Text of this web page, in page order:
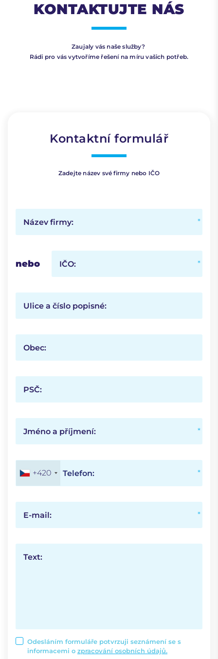
KONTAKTUJTE NÁS
Zaujaly vás naše služby?
Rádi pro vás vytvoříme řešení na míru vašich potřeb.
Kontaktní formulář
Zadejte název své firmy nebo IČO
Název firmy:
nebo IČO:
Ulice a číslo popisné:
Obec:
PSČ:
Jméno a příjmení:
Telefon:
+420
E-mail:
Text:
Odesláním formuláře potvrzuji seznámení se s
informacemi o zpracování osobních údajů.